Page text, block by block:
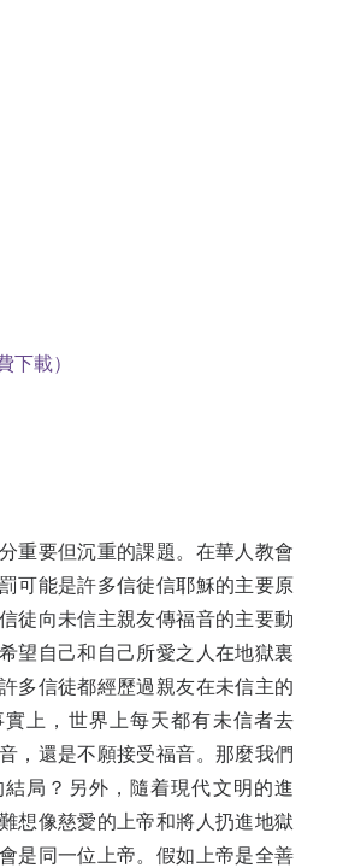
下載）
重要但沉重的課題。在華人教會
可能是許多信徒信耶穌的主要原
徒向未信主親友傳福音的主要動
望自己和自己所愛之人在地獄裏
多信徒都經歷過親友在未信主的
上，世界上每天都有未信者去
，還是不願接受福音。那麼我們
局？另外，隨着現代文明的進
想像慈愛的上帝和將人扔進地獄
是同一位上帝。假如上帝是全善